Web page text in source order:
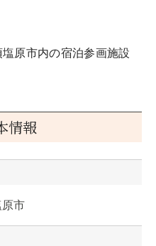
塩原市内の宿泊参画施設
情報
市